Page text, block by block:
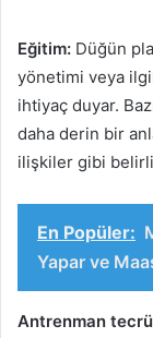
Eğitim: Düğün
yönetimi veya
ihtiyaç duyar.
daha derin bir
ilişkiler gibi
En Popüler:
Yapar ve
Antrenman